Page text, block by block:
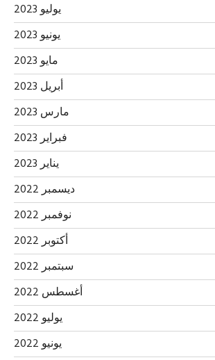
يوليو 2023
يونيو 2023
مايو 2023
أبريل 2023
مارس 2023
فبراير 2023
يناير 2023
ديسمبر 2022
نوفمبر 2022
أكتوبر 2022
سبتمبر 2022
أغسطس 2022
يوليو 2022
يونيو 2022